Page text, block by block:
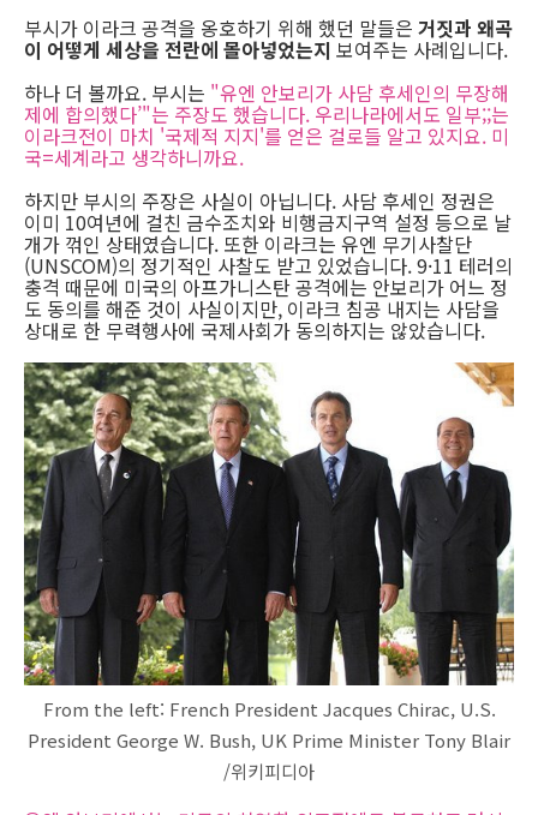
부시가 이라크 공격을 옹호하기 위해 했던 말들은 거짓과 왜곡
이 어떻게 세상을 전란에 몰아넣었는지 보여주는 사례입니다.
하나 더 볼까요. 부시는 "유엔 안보리가 사담 후세인의 무장해
제에 합의했다’"는 주장도 했습니다. 우리나라에서도 일부;;는
이라크전이 마치 '국제적 지지'를 얻은 걸로들 알고 있지요. 미
국=세계라고 생각하니까요.
하지만 부시의 주장은 사실이 아닙니다. 사담 후세인 정권은
이미 10여년에 걸친 금수조치와 비행금지구역 설정 등으로 날
개가 꺾인 상태였습니다. 또한 이라크는 유엔 무기사찰단
(UNSCOM)의 정기적인 사찰도 받고 있었습니다. 9·11 테러의
충격 때문에 미국의 아프가니스탄 공격에는 안보리가 어느 정
도 동의를 해준 것이 사실이지만, 이라크 침공 내지는 사담을
상대로 한 무력행사에 국제사회가 동의하지는 않았습니다.
From the left: French President Jacques Chirac, U.S.
President George W. Bush, UK Prime Minister Tony Blair
/위키피디아